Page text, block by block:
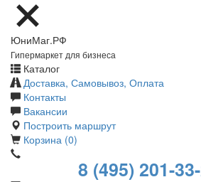
ЮниМаг.РФ
Гипермаркет для бизнеса
Каталог
Доставка, Самовывоз, Оплата
Контакты
Вакансии
Построить маршрут
Корзина (0)
8 (495) 201-